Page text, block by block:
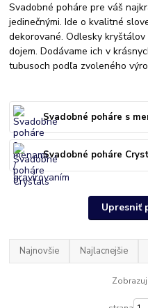
Svadobné poháre pre váš
jedinečnými. Ide o kvalitné
dekorované. Odlesky
dojem. Dodávame ich v
tubusoch podľa zvoleného
Svadobné poháre s
Svadobné poháre
Upresniť
Najnovšie Najlacnejšie